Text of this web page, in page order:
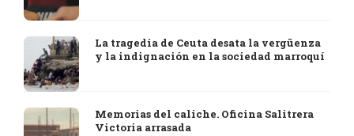
La tragedia de Ceuta desata la vergüenza
y la indignación en la sociedad marroquí
Memorias del caliche. Oficina Salitrera
Victoria arrasada